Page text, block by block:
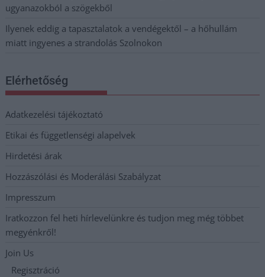
ugyanazokból a szögekből
Ilyenek eddig a tapasztalatok a vendégektől – a hőhullám
miatt ingyenes a strandolás Szolnokon
Elérhetőség
Adatkezelési tájékoztató
Etikai és függetlenségi alapelvek
Hirdetési árak
Hozzászólási és Moderálási Szabályzat
Impresszum
Iratkozzon fel heti hírlevelünkre és tudjon meg még többet
megyénkről!
Join Us
Regisztráció